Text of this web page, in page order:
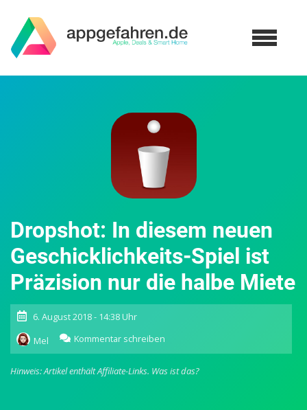
Dropshot: In diesem neuen
Geschicklichkeits-Spiel ist
Präzision nur die halbe Miete
6. August 2018 - 14:38 Uhr
Mel
Kommentar schreiben
Dropshot:
diesem
Hinweis: Artikel enthält Affiliate-Links. Was ist das?